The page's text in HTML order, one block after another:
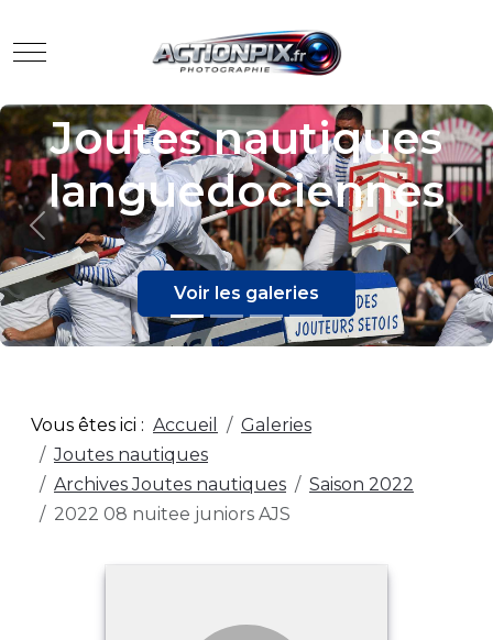
Mobile Menu Toggle
Evènements
Voir les galeries
Previous
Vous êtes ici : Accueil
Galeries
Joutes nautiques
Archives Joutes nautiques
Saison 2022
2022 08 nuitee juniors AJS